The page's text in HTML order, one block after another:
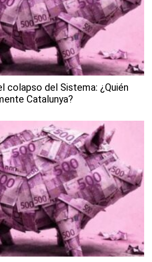
colapso del Sistema: ¿Quién
Catalunya?